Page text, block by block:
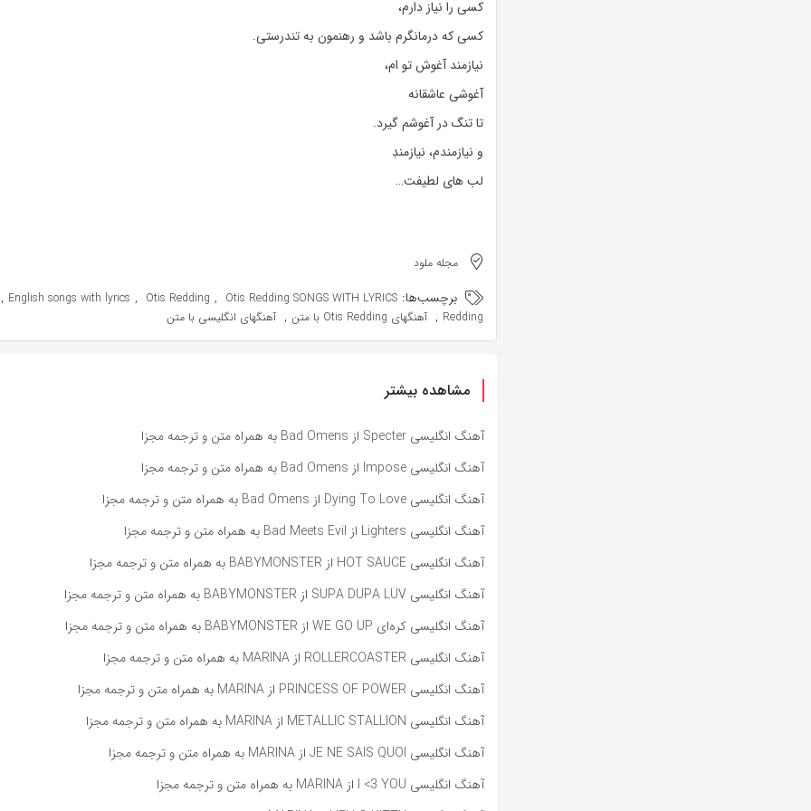
کسی را نیاز دارم،
کسی که درمانگرم باشد و رهنمون به تندرستی.
نیازمند آغوش تو ام،
آغوشی عاشقانه
تا تنگ در آغوشم گیرد.
و نیازمندم، نیازمندِ
لب های لطیفت…
مجله ملود
برچسب‌ها: English songs with lyrics , Otis Redding , Otis Redding SONGS WITH LYRICS
,
Redding
, آهنگهای Otis Redding با متن , آهنگهای انگلیسی با متن
مشاهده بیشتر
آهنگ انگلیسی Specter از Bad Omens به همراه متن و ترجمه مجزا
آهنگ انگلیسی Impose از Bad Omens به همراه متن و ترجمه مجزا
آهنگ انگلیسی Dying To Love از Bad Omens به همراه متن و ترجمه مجزا
آهنگ انگلیسی Lighters از Bad Meets Evil به همراه متن و ترجمه مجزا
آهنگ انگلیسی HOT SAUCE از BABYMONSTER به همراه متن و ترجمه مجزا
آهنگ انگلیسی SUPA DUPA LUV از BABYMONSTER به همراه متن و ترجمه مجزا
آهنگ انگلیسی کره‌ای WE GO UP از BABYMONSTER به همراه متن و ترجمه مجزا
آهنگ انگلیسی ROLLERCOASTER از MARINA به همراه متن و ترجمه مجزا
آهنگ انگلیسی PRINCESS OF POWER از MARINA به همراه متن و ترجمه مجزا
آهنگ انگلیسی METALLIC STALLION از MARINA به همراه متن و ترجمه مجزا
آهنگ انگلیسی JE NE SAIS QUOI از MARINA به همراه متن و ترجمه مجزا
آهنگ انگلیسی I <3 YOU از MARINA به همراه متن و ترجمه مجزا